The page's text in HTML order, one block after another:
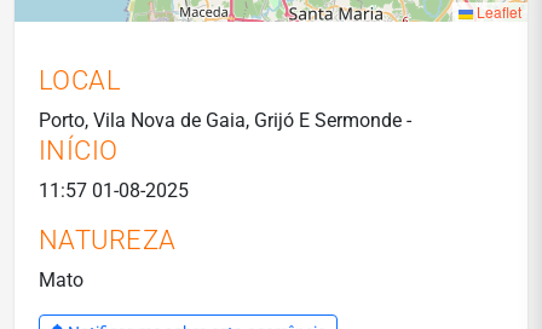
Leaflet
LOCAL
Porto, Vila Nova de Gaia, Grijó E Sermonde -
INÍCIO
11:57 01-08-2025
NATUREZA
Mato